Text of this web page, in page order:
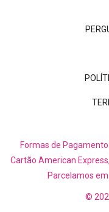
Formas de
Cartão American
Parcelamos
©